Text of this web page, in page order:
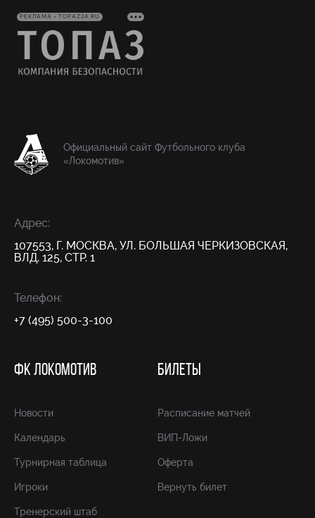
РЕКЛАМА • TOPAZ24.RU
Официальный сайт Футбольного клуба
«Локомотив»
Адрес:
107553, Г. МОСКВА, УЛ. БОЛЬШАЯ ЧЕРКИЗОВСКАЯ,
ВЛД. 125, СТР. 1
Телефон:
+7 (495) 500-3-100
ФК ЛОКОМОТИВ
Новости
Календарь
Турнирная таблица
Игроки
Тренерский штаб
БИЛЕТЫ
Расписание матчей
ВИП-Ложи
Оферта
Вернуть билет